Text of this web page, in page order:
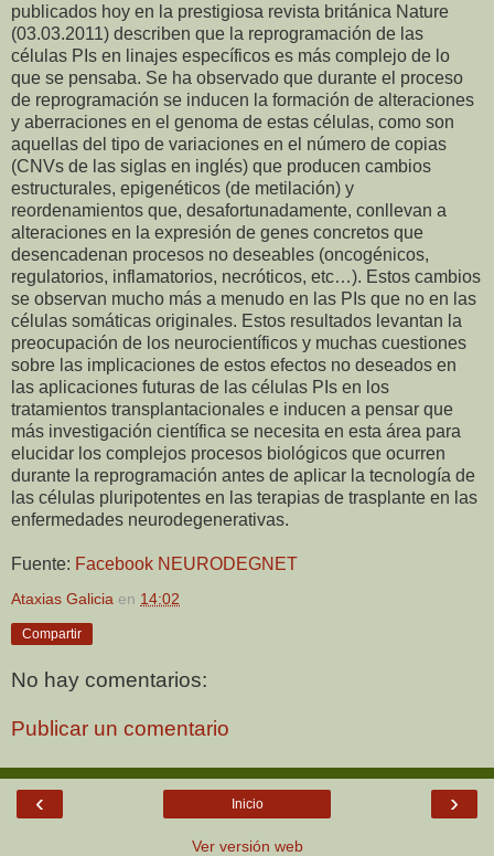
publicados hoy en la prestigiosa revista británica Nature
(03.03.2011) describen que la reprogramación de las
células PIs en linajes específicos es más complejo de lo
que se pensaba. Se ha observado que durante el proceso
de reprogramación se inducen la formación de alteraciones
y aberraciones en el genoma de estas células, como son
aquellas del tipo de variaciones en el número de copias
(CNVs de las siglas en inglés) que producen cambios
estructurales, epigenéticos (de metilación) y
reordenamientos que, desafortunadamente, conllevan a
alteraciones en la expresión de genes concretos que
desencadenan procesos no deseables (oncogénicos,
regulatorios, inflamatorios, necróticos, etc…). Estos cambios
se observan mucho más a menudo en las PIs que no en las
células somáticas originales. Estos resultados levantan la
preocupación de los neurocientíficos y muchas cuestiones
sobre las implicaciones de estos efectos no deseados en
las aplicaciones futuras de las células PIs en los
tratamientos transplantacionales e inducen a pensar que
más investigación científica se necesita en esta área para
elucidar los complejos procesos biológicos que ocurren
durante la reprogramación antes de aplicar la tecnología de
las células pluripotentes en las terapias de trasplante en las
enfermedades neurodegenerativas.
Fuente: Facebook NEURODEGNET
Ataxias Galicia en 14:02
Compartir
No hay comentarios:
Publicar un comentario
‹ ›
Inicio
Ver versión web